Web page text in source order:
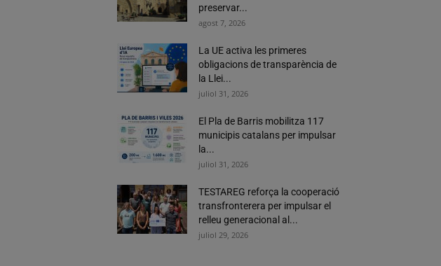
preservar...
agost 7, 2026
La UE activa les primeres
obligacions de transparència de
la Llei...
juliol 31, 2026
El Pla de Barris mobilitza 117
municipis catalans per impulsar
la...
juliol 31, 2026
TESTAREG reforça la cooperació
transfronterera per impulsar el
relleu generacional al...
juliol 29, 2026